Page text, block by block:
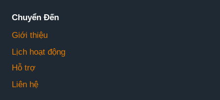
Chuyển Đến
Giới thiệu
Lịch hoạt động
Hỗ trợ
Liên hệ